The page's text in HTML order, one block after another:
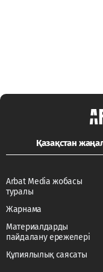
Қазақстан
Arbat Media жобасы
туралы
Жарнама
Материалдарды
пайдалану ережелері
Құпиялылық саясаты